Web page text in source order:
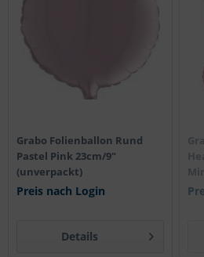
Grabo Folienballon Rund
Pastel Pink 23cm/9"
(unverpackt)
Preis nach Login
Details